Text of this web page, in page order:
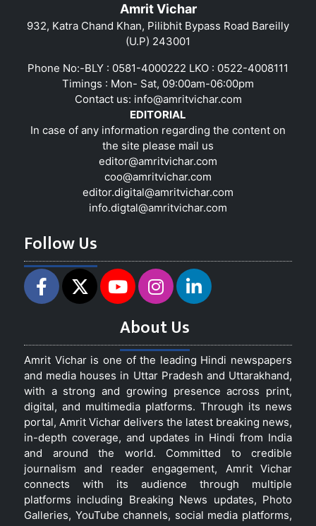
Amrit Vichar
932, Katra Chand Khan, Pilibhit Bypass Road Bareilly
(U.P) 243001
Phone No:-BLY : 0581-4000222 LKO : 0522-4008111
Timings : Mon- Sat, 09:00am-06:00pm
Contact us: info@amritvichar.com
EDITORIAL
In case of any information regarding the content on
the site please mail us
editor@amritvichar.com
coo@amritvichar.com
editor.digital@amritvichar.com
info.digtal@amritvichar.com
Follow Us
About Us
Amrit Vichar is one of the leading Hindi newspapers
and media houses in Uttar Pradesh and Uttarakhand,
with a strong and growing presence across print,
digital, and multimedia platforms. Through its news
portal, Amrit Vichar delivers the latest breaking news,
in-depth coverage, and updates in Hindi from India
and around the world. Committed to credible
journalism and reader engagement, Amrit Vichar
connects with its audience through multiple
platforms including Breaking News updates, Photo
Galleries, YouTube channels, social media platforms,